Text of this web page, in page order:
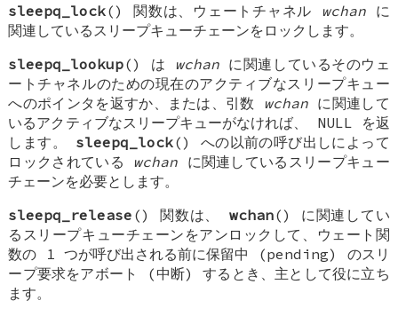
sleepq_lock() 関数は、ウェートチャネル wchanに
関連しているスリープキューチェーンをロックします。
sleepq_lookup() は wchanに関連しているそのウェ
ートチャネルのための現在のアクティブなスリープキュー
へのポインタを返すか、または、引数 wchan に関連して
いるアクティブなスリープキューがなければ、 NULL を返
します。 sleepq_lock() への以前の呼び出しによって
ロックされている wchan に関連しているスリープキュー
チェーンを必要とします。
sleepq_release () 関数は、 wchan() に関連してい
るスリープキューチェーンをアンロックして、ウェート関
数の 1 つが呼び出される前に保留中 (pending) のスリ
ープ要求をアボート (中断) するとき、主として役に立ち
ます。